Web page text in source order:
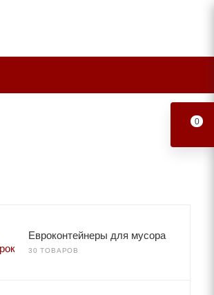
Евроконтейнеры для мусора
30 ТОВАРОВ
0